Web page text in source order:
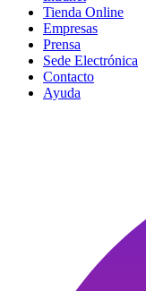
Tienda Online
Empresas
Prensa
Sede Electrónica
Contacto
Ayuda